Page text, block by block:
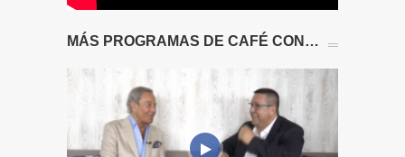
MÁS PROGRAMAS DE CAFÉ CON…